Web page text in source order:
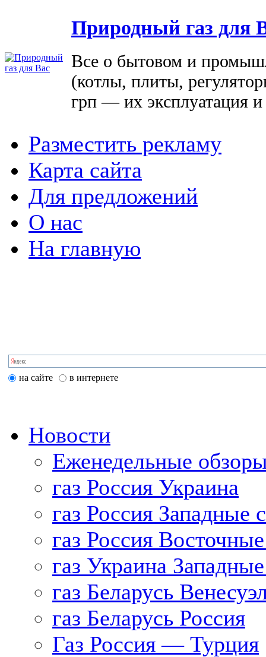
Природный газ для
Все о бытовом и
(котлы, плиты,
грп — их эксплуатация
Разместить рекламу
Карта сайта
Для предложений
О нас
На главную
на сайте в интернете
Новости
Еженедельные
газ Россия Украина
газ Россия Западные
газ Россия
газ Украина
газ Беларусь
газ Беларусь Россия
Газ Россия — Турция